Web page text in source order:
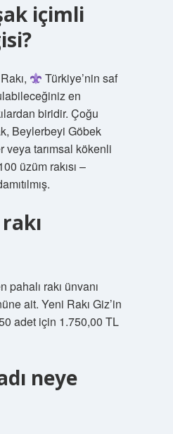
içimli
Türkiye’nin saf
en
biridir. Çoğu
Beylerbeyi Göbek
veya tarımsal kökenli
üzüm rakısı –
pahalı rakı ünvanı
ait. Yeni Rakı Giz’in
adet için 1.750,00 TL
neye